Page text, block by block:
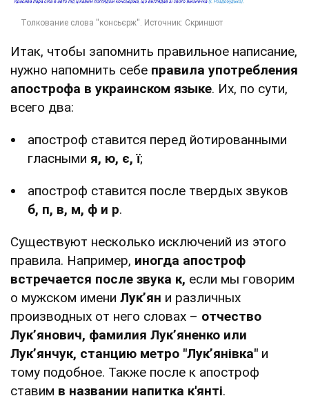
Итак, чтобы запомнить правильное написание,
нужно напомнить себе правила употребления
апострофа в украинском языке. Их, по сути,
всего два:
апостроф ставится перед йотированными
гласными я, ю, є, ї;
апостроф ставится после твердых звуков
б, п, в, м, ф и р.
Существуют несколько исключений из этого
правила. Например, иногда апостроф
встречается после звука к, если мы говорим
о мужском имени Лук’ян и различных
производных от него словах – отчество
Лук’янович, фамилия Лук’яненко или
Лук’янчук, станцию метро "Лук’янівка" и
тому подобное. Также после к апостроф
ставим в названии напитка к'янті.